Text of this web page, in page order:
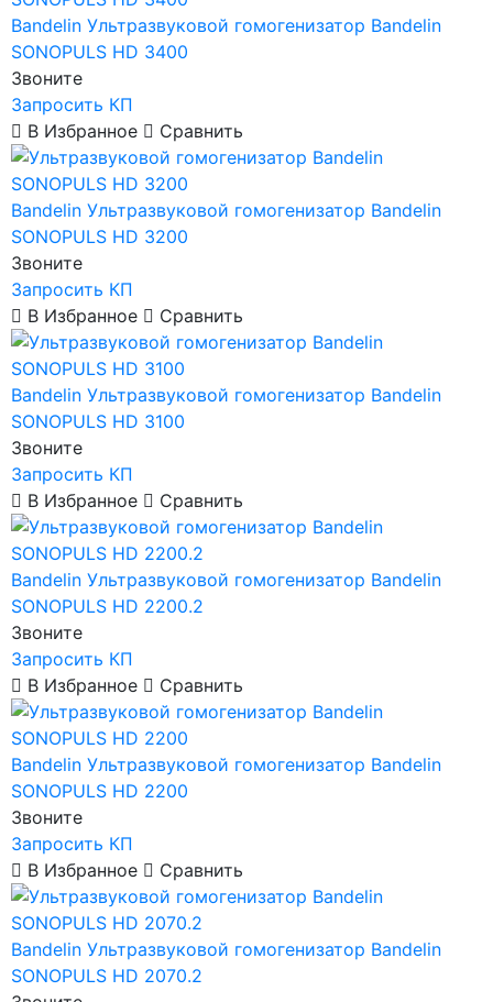
Bandelin Ультразвуковой гомогенизатор Bandelin
SONOPULS HD 3400
Звоните
Запросить КП
В Избранное
Сравнить
Bandelin Ультразвуковой гомогенизатор Bandelin
SONOPULS HD 3200
Звоните
Запросить КП
В Избранное
Сравнить
Bandelin Ультразвуковой гомогенизатор Bandelin
SONOPULS HD 3100
Звоните
Запросить КП
В Избранное
Сравнить
Bandelin Ультразвуковой гомогенизатор Bandelin
SONOPULS HD 2200.2
Звоните
Запросить КП
В Избранное
Сравнить
Bandelin Ультразвуковой гомогенизатор Bandelin
SONOPULS HD 2200
Звоните
Запросить КП
В Избранное
Сравнить
Bandelin Ультразвуковой гомогенизатор Bandelin
SONOPULS HD 2070.2